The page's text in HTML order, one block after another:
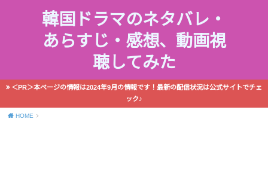
韓国ドラマのネタバレ・
あらすじ・感想、動画視
聴してみた
＜PR＞本ページの情報は2024年9月の情報です！最新の配信状況は公式サイトでチェ
ック♪
HOME